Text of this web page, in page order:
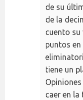
de su
de la
cuento su
puntos
tiene un
caer en